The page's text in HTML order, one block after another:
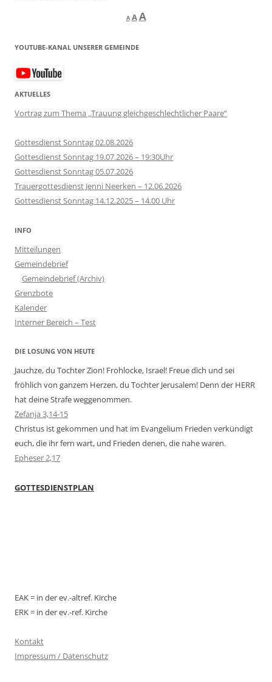
Afont
A Reset
size.
AIncrease
YOUTUBE-KANAL UNSERER GEMEINDE
AKTUELLES
Vortrag zum Thema „Trauung gleichgeschlechtlicher Paare“
Gottesdienst Sonntag 02.08.2026
Gottesdienst Sonntag 19.07.2026 – 19:30Uhr
Gottesdienst Sonntag 05.07.2026
Trauergottesdienst Jenni Neerken – 12.06.2026
Gottesdienst Sonntag 14.12.2025 – 14.00 Uhr
INFO
Mitteilungen
Gemeindebrief
Gemeindebrief (Archiv)
Grenzbote
Kalender
Interner Bereich – Test
DIE LOSUNG VON HEUTE
Jauchze, du Tochter Zion! Frohlocke, Israel! Freue dich und sei
fröhlich von ganzem Herzen, du Tochter Jerusalem! Denn der HERR
hat deine Strafe weggenommen.
Zefanja 3,14-15
Christus ist gekommen und hat im Evangelium Frieden verkündigt
euch, die ihr fern wart, und Frieden denen, die nahe waren.
Epheser 2,17
GOTTESDIENSTPLAN
EAK = in der ev.-altref. Kirche
ERK = in der ev.-ref. Kirche
Kontakt
Impressum / Datenschutz